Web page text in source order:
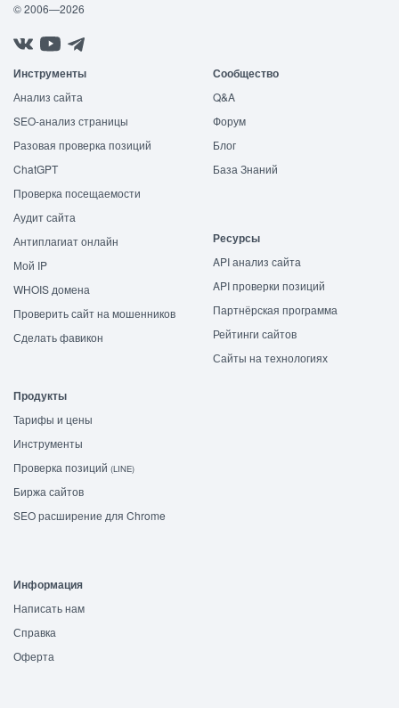
© 2006—2026
Инструменты
Анализ сайта
SEO-анализ страницы
Разовая проверка позиций
ChatGPT
Проверка посещаемости
Аудит сайта
Антиплагиат онлайн
Мой IP
WHOIS домена
Проверить сайт на мошенников
Сделать фавикон
Сообщество
Q&A
Форум
Блог
База Знаний
Ресурсы
API анализ сайта
API проверки позиций
Партнёрская программа
Рейтинги сайтов
Сайты на технологиях
Продукты
Тарифы и цены
Инструменты
Проверка позиций (LINE)
Биржа сайтов
SEO расширение для Chrome
Информация
Написать нам
Справка
Оферта